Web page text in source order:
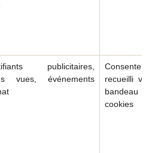
publicitaires,
vues, événements
Consentement
recueilli via le
bandeau
cookies